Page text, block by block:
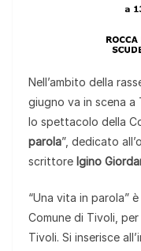
Nell’ambito della
giugno va in scena a
lo spettacolo della
parola”, dedicato
scrittore Igino
“Una vita in parola”
Comune di Tivoli,
Tivoli. Si inserisce